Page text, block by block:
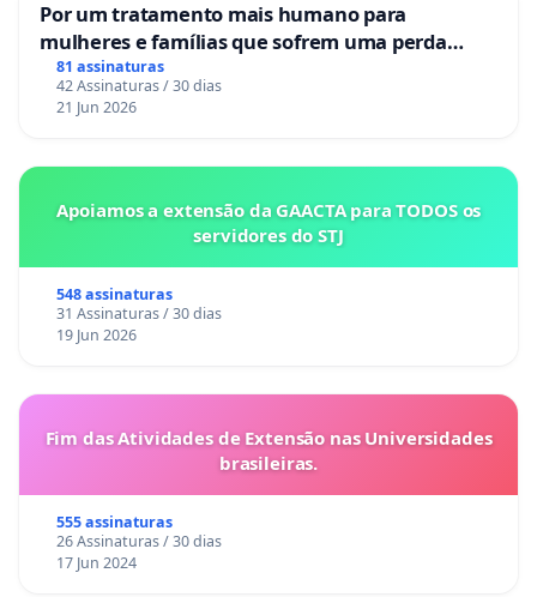
Por um tratamento mais humano para
mulheres e famílias que sofrem uma perda
gestacional nos hospitais portugueses
81 assinaturas
42 Assinaturas / 30 dias
21 Jun 2026
Apoiamos a extensão da GAACTA para TODOS os
servidores do STJ
548 assinaturas
31 Assinaturas / 30 dias
19 Jun 2026
Fim das Atividades de Extensão nas Universidades
brasileiras.
555 assinaturas
26 Assinaturas / 30 dias
17 Jun 2024